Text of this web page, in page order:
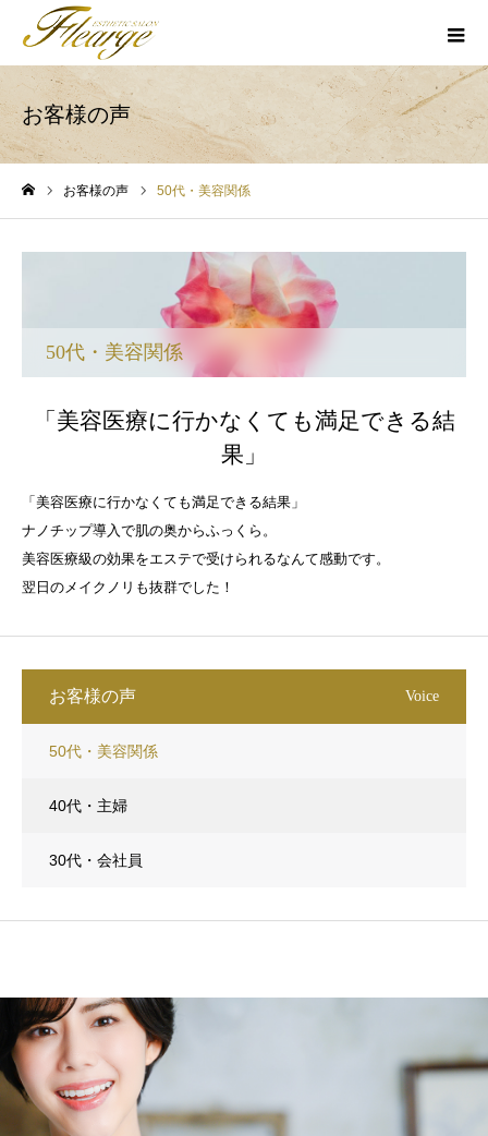
お客様の声
お客様の声 50代・美容関係
50代・美容関係
「美容医療に行かなくても満足できる結
果」
「美容医療に行かなくても満足できる結果」
ナノチップ導入で肌の奥からふっくら。
美容医療級の効果をエステで受けられるなんて感動です。
翌日のメイクノリも抜群でした！
お客様の声 Voice
50代・美容関係
40代・主婦
30代・会社員